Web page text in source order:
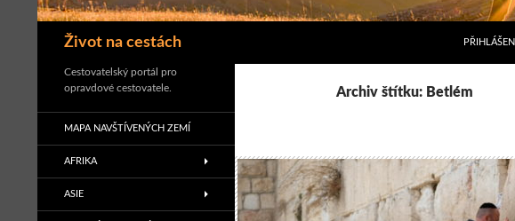
Život na cestách
Hledat
PŘIHLÁŠENÍ
Archiv štítku: Betlém
Cestovatelský portál pro
opravdové cestovatele.
MAPA NAVŠTÍVENÝCH ZEMÍ
AFRIKA
ASIE